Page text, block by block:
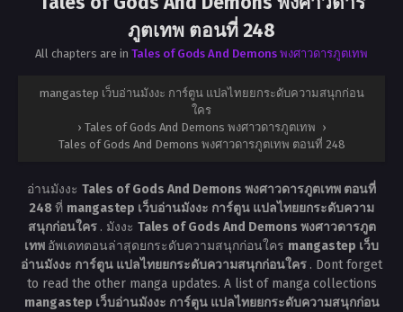
ภูตเทพ ตอนที่ 248
All chapters are in Tales of Gods And Demons พงศาวดารภูตเทพ
mangastep เว็บอ่านมังงะ การ์ตูน แปลไทยยกระดับความสนุกก่อน
ใคร
› Tales of Gods And Demons พงศาวดารภูตเทพ ›
Tales of Gods And Demons พงศาวดารภูตเทพ ตอนที่ 248
อ่านมังงะ Tales of Gods And Demons พงศาวดารภูตเทพ ตอนที่
248ที่ mangastep เว็บอ่านมังงะ การ์ตูน แปลไทยยกระดับความ
สนุกก่อนใคร . มังงะ Tales of Gods And Demons พงศาวดารภูต
เทพ อัพเดทตอนล่าสุดยกระดับความสนุกก่อนใคร mangastep เว็บ
อ่านมังงะ การ์ตูน แปลไทยยกระดับความสนุกก่อนใคร . Dont forget
to read the other manga updates. A list of manga collections
mangastep เว็บอ่านมังงะ การ์ตูน แปลไทยยกระดับความสนุกก่อน